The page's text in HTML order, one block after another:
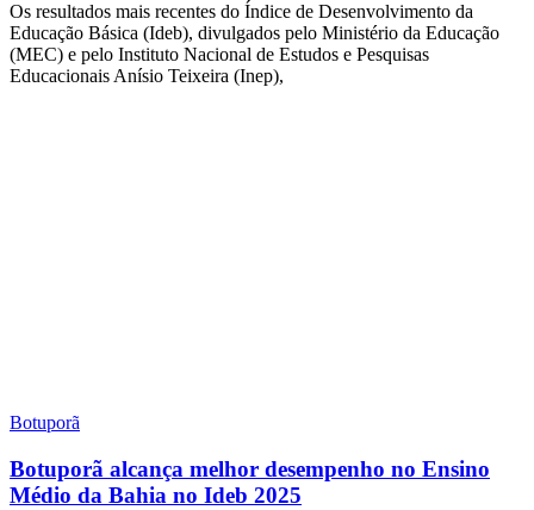
Os resultados mais recentes do Índice de Desenvolvimento da
Educação Básica (Ideb), divulgados pelo Ministério da Educação
(MEC) e pelo Instituto Nacional de Estudos e Pesquisas
Educacionais Anísio Teixeira (Inep),
Botuporã
Botuporã alcança melhor desempenho no Ensino
Médio da Bahia no Ideb 2025